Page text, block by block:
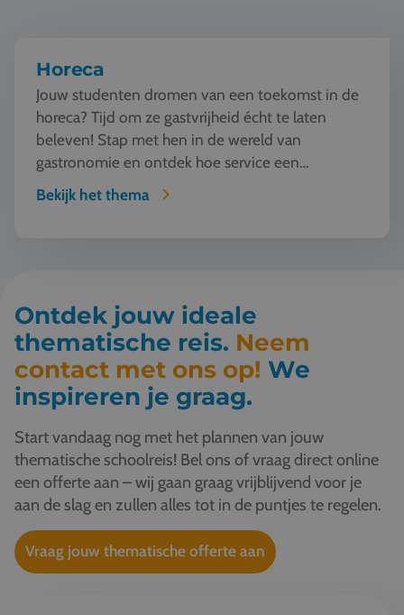
Horeca
Jouw studenten dromen van een toekomst in de
horeca? Tijd om ze gastvrijheid écht te laten
beleven! Stap met hen in de wereld van
gastronomie en ontdek hoe service een
kunstvorm wordt. Van w...
Bekijk het thema
Ontdek jouw ideale
thematische reis. Neem
contact met ons op! We
inspireren je graag.
Start vandaag nog met het plannen van jouw
thematische schoolreis! Bel ons of vraag direct online
een offerte aan – wij gaan graag vrijblijvend voor je
aan de slag en zullen alles tot in de puntjes te regelen.
Vraag jouw thematische offerte aan